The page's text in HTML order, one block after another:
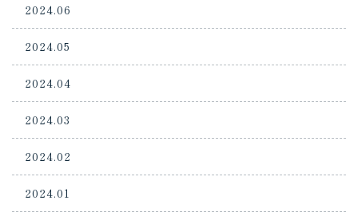
2024.06
2024.05
2024.04
2024.03
2024.02
2024.01